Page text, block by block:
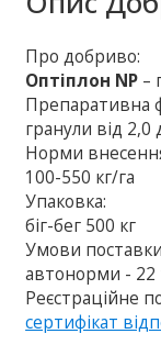
Про добриво:
Оптіплон NP –
Препаративна
гранули від
Норми
100-550 кг/га
Упаковка:
біг-бег 500 кг
Умови
автонорми - 22
Реєстраційне
сертифікат